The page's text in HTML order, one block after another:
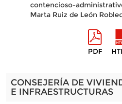
contencioso-
Marta Ruiz de León
PDF
CONSEJERÍA DE
E INFRAESTRUCTURAS